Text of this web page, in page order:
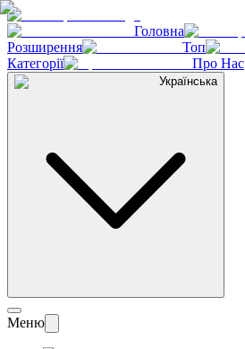
Головна
Розширення
Топ
Категорії
Про Нас
Українська
Меню